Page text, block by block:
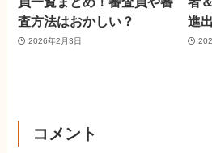
査方法はおかしい？
2026年2月3日
進
コメント